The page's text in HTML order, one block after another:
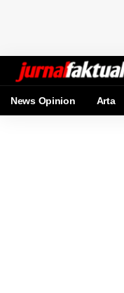
News Opinion Arta